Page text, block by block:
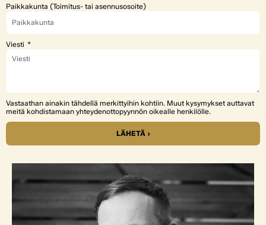
Paikkakunta (Toimitus- tai asennusosoite)
Viesti
Vastaathan ainakin tähdellä merkittyihin kohtiin. Muut kysymykset auttavat
meitä kohdistamaan yhteydenottopyynnön oikealle henkilölle.
LÄHETÄ ›